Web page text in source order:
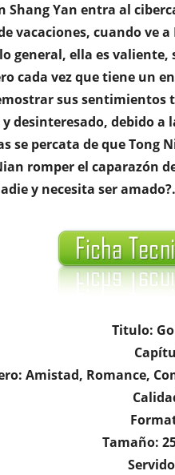
Shang Yan entra al
vacaciones, cuando ve a
general, ella es valiente,
cada vez que tiene un
sus
desinteresado, debido
se percata de que Tong
romper el caparazón
y necesita ser amado?.
Titulo:
Amistad, Romance,
Tamaño: